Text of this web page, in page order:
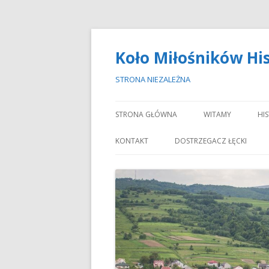
Koło Miłośników
STRONA NIEZALEŻNA
STRONA GŁÓWNA WITAMY
O NASZYM KOLE
APEL
THE APPEAL
KONTAKT DOSTRZEGACZ ŁĘCKI